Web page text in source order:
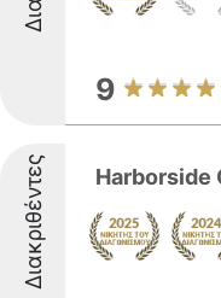
9
Διακριθέντες Harborside